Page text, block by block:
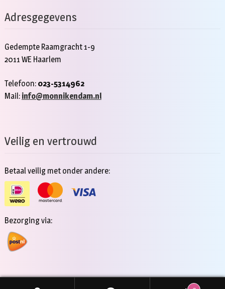
Adresgegevens
Gedempte Raamgracht 1-9
2011 WE Haarlem
Telefoon: 023-5314962
Mail: info@monnikendam.nl
Veilig en vertrouwd
Betaal veilig met onder andere:
Bezorging via: